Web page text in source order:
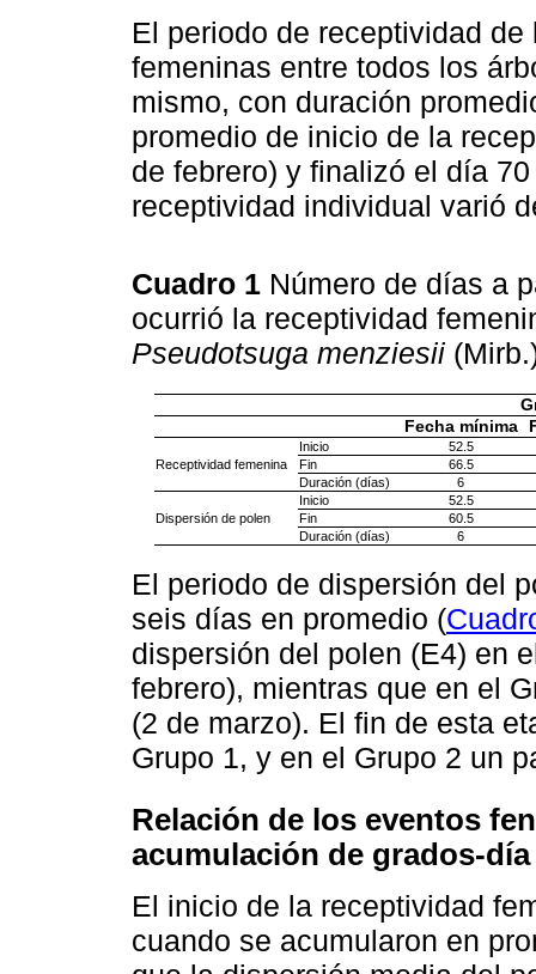
El periodo de receptividad
femeninas entre todos los
mismo, con duración
promedio de inicio de la
de febrero) y finalizó el día
receptividad individual varió
Cuadro 1 Número de días a
ocurrió la receptividad
Pseudotsuga menziesii
Fecha mínima
Receptividad femenina
Inicio
52.5
Fin
66.5
Duración (días)
6
Dispersión de polen
Inicio
52.5
Fin
60.5
Duración (días)
6
El periodo de dispersión del
seis días en promedio (
dispersión del polen (E4) en
febrero), mientras que en el
(2 de marzo). El fin de esta
Grupo 1, y en el Grupo 2 un
Relación de los eventos
acumulación de grados-día
El inicio de la receptividad
cuando se acumularon en